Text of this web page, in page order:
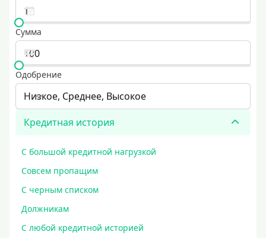
Сумма
Одобрение
Низкое, Среднее, Высокое
Кредитная история
С большой кредитной нагрузкой
Совсем пропащим
С черным списком
Должникам
С любой кредитной историей